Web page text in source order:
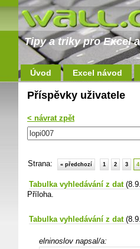
Tipy a triky pro Excel
Úvod Excel návod
Příspěvky uživatele
< návrat zpět
Strana: « předchozí 1 2 3 4
Tabulka vyhledávání z dat
Příloha.
Tabulka vyhledávání z dat
elninoslov napsal/a: